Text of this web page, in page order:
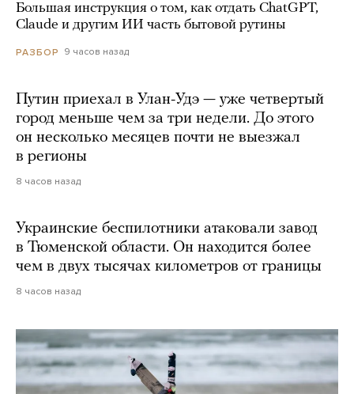
Большая инструкция о том, как отдать ChatGPT,
Claude и другим ИИ часть бытовой рутины
РАЗБОР 9 часов назад
Путин приехал в Улан-Удэ — уже четвертый
город меньше чем за три недели. До этого
он несколько месяцев почти не выезжал
в регионы
8 часов назад
Украинские беспилотники атаковали завод
в Тюменской области. Он находится более
чем в двух тысячах километров от границы
8 часов назад